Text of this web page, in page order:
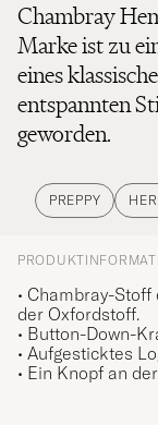
Chambray
Marke ist zu
eines
entspannten
geworden.
PREPPY
• Chambray-
der Oxfordstoff.
• Button-Down-
• Aufgesticktes
• Ein Knopf an